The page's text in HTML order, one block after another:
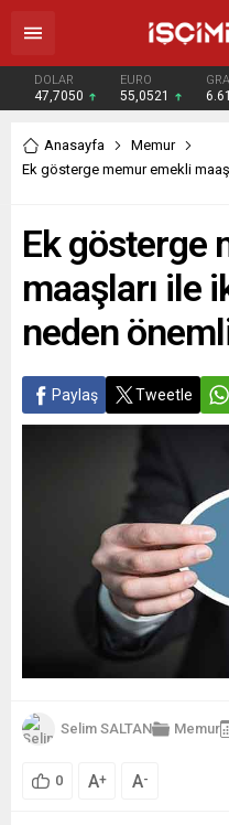
DOLAR
47,7050
EURO
55,0521
Anasayfa
Memur
Ek gösterge memur emekli
Ek gösterge
maaşları ile
neden
Paylaş Tweetle
Selim SALTAN Memur
0 A+ A-